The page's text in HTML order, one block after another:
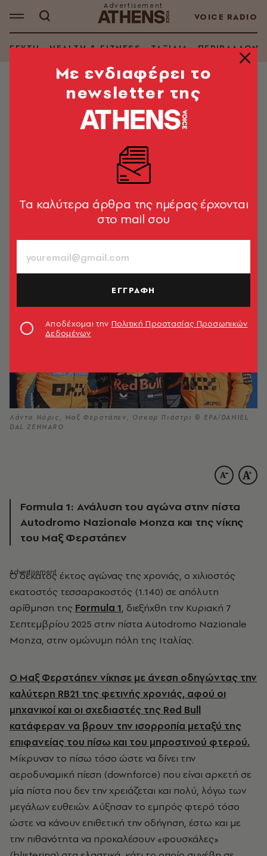
VOICE RADIO
ΓΕΥΣΗ HEALTH & FITNESS ΤΑΞΙΔΙΑ ΠΕΡΙΒΑΛΛΟΝ
ΑΥΤΟΚΙΝΗΣΗ
Formula 1 - Monza: Φερστάπεν,
Νόρις και Πιάστρι στον ταχύτερο
αγώνα όλων των εποχών
Το αργό pit-stop της McLaren και πώς ο Νόρις
Αντώνης Παγκράτης
Λάντο Νόρις, Μαξ Φερστάπεν, Όσκαρ Πιάστρι © EPA/DANIEL
DAL ZENNARO
Formula 1: Ανάλυση του αγώνα στην πίστα
Autodromo Nazionale Monza και της νίκης
του Μαξ Φερστάπεν
Οδέκατος έκτος αγώνας της χρονιάς, ο χιλιοστός
εκατοστός τεσσαρακοστός (1.140) σε απόλυτη
αρίθμηση της Formula 1, διεξήχθη την Κυριακή 7
Σεπτεμβρίου 2025 στην πίστα Autodromo Nazionale
Monza, στην ομώνυμη πόλη της Ιταλίας.
Ο Μαξ Φερστάπεν νίκησε με άνεση οδηγώντας την
καλύτερη RB21 της φετινής χρονιάς, αφού οι
μηχανικοί και οι σχεδιαστές της Red Bull
κατάφεραν να βρουν την ισορροπία μεταξύ της
επιφανείας του πίσω και του μπροστινού φτερού.
Μίκρυναν το πίσω τόσο ώστε να δίνει την
αεροδυναμική πίεση (downforce) που είναι αρκετή σε
μία πίστα που δεν την χρειάζεται και πολύ, λόγω των
μεγάλων ευθειών. Αύξησαν το εμπρός φτερό τόσο
ώστε να κάνουν επιθετική την οδήγηση, έστω και με
την πιθανότητα να προκαλέσουν «φουσκάλες»
Mε ενδιαφέρει το
newsletter της
Tα καλύτερα άρθρα της ημέρας έρχονται
στο mail σου
ΕΓΓΡΑΦΗ
Αποδέχομαι την Πολιτική Προστασίας Προσωπικών
Δεδομένων